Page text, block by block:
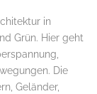
in
Grün. Hier geht
Die
Geländer,